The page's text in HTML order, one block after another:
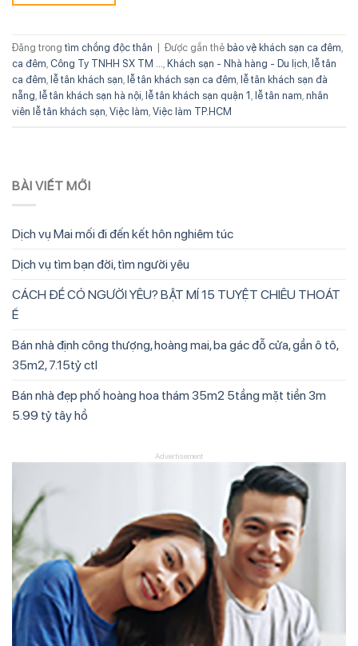
Đăng trong tìm chồng độc thân Được gắn thẻ bảo vệ khách sạn ca đêm
ca đêm Công Ty TNHH SX TM ... Khách sạn - Nhà hàng - Du lịch
lễ tân
ca đêm
lễ tân khách sạn lễ tân khách sạn ca đêm
lễ tân khách sạn đà
nẵng
lễ tân khách sạn hà nội lễ tân khách sạn quận 1 lễ tân nam nhân
viên lễ tân khách sạn Việc làm Việc làm TP.HCM
BÀI VIẾT MỚI
Dịch vụ Mai mối đi đến kết hôn nghiêm túc
Dịch vụ tìm bạn đời, tìm người yêu
CÁCH ĐỂ CÓ NGƯỜI YÊU? BẬT MÍ 15 TUYỆT CHIÊU THOÁT
Ế
Bán nhà định công thượng, hoàng mai, ba gác đỗ cửa, gần ô tô,
35m2, 7.15tỷ ctl
Bán nhà đẹp phố hoàng hoa thám 35m2 5tầng mặt tiền 3m
5.99 tỷ tây hồ
Advertisement